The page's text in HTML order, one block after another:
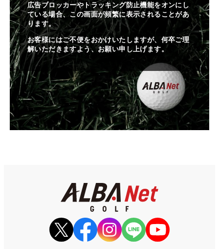
広告ブロッカーやトラッキング防止機能をオンにし
ている場合、この画面が頻繁に表示されることがあ
ります。
お客様にはご不便をおかけいたしますが、何卒ご理
解いただきますよう、お願い申し上げます。